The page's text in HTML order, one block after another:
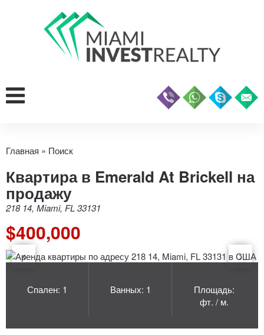
Главная » Поиск
Квартира в Emerald At Brickell на
продажу
218 14, Miami, FL 33131
$400,000
Спален: 1 Ванных: 1
Площадь:
фт. / м.